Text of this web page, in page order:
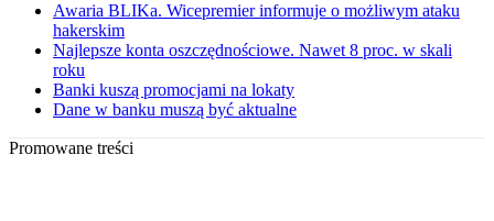
Awaria BLIKa. Wicepremier informuje o możliwym ataku
hakerskim
Najlepsze konta oszczędnościowe. Nawet 8 proc. w skali
roku
Banki kuszą promocjami na lokaty
Dane w banku muszą być aktualne
Promowane treści